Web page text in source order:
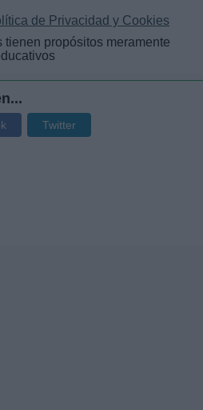
de Privacidad y Cookies
tienen propósitos meramente
Twitter